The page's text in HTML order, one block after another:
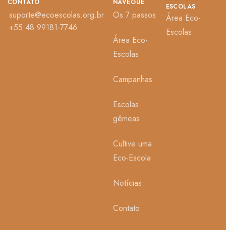
NAVEGUE
Os 7 passos
Área Eco-
Escolas
Campanhas
Escolas
gêmeas
Cultive uma
Eco-Escola
Notícias
Contato
ESCOLAS
Área Eco-
Escolas
CONTATO
suporte@ecoescolas.org.br
+55 48 99181-7746